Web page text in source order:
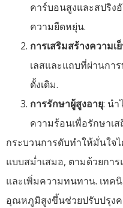
คาร์บอนสูงและสปริง
ความยืดหยุ่น.
การเสริมสร้างความเ
เลสและแถบที่ผ่านกา
ดั้งเดิม.
การรักษาผู้สูงอายุ: นำ
ความร้อนเพื่อรักษาเส
กระบวนการดับทำให้มั่นใจ
แบบสม่ำเสมอ, ตามด้วยการ
และเพิ่มความทนทาน. เทค
อุณหภูมิสูงขึ้นช่วยปรับปรุง